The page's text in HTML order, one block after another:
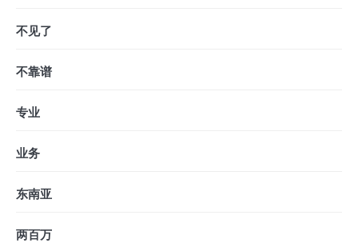
不见了
不靠谱
专业
业务
东南亚
两百万